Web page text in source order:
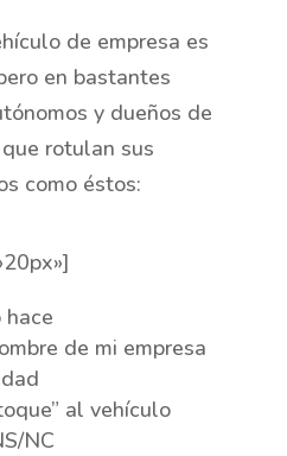
de empresa es
en bastantes
y dueños de
rotulan sus
como éstos:
de mi empresa
al vehículo
NC